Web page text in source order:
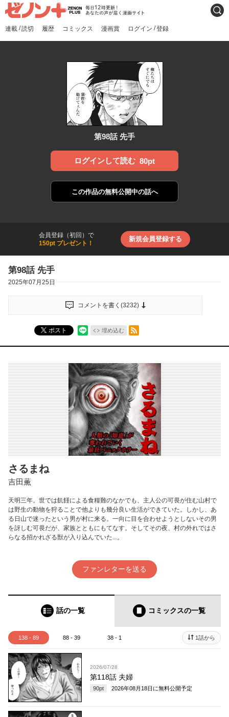
ゼノンプラス
毎日12時更新！あなたの声
が届く漫画サイト
連載 /読切 履歴 コミックス 漫画賞 ログイン /登録
検索
第98話 先手
ログインして読む 80pt
この作品の無料公開中の話へ
会員登録（初回）で
150pt プレゼント！
新規会員登録する
第98話 先手
2025年07月25日
コメントを書く(3232)
ポスト 埋め込む
RSSフィード
さるまね
吉田薫
天明三年。世では飢饉による食糧難のなかでも、主人公の可畏が住む山村で
は野生の動物を狩ることで他よりも幾分良い生活ができていた。しかし、あ
る日山で迷ったという男が村に来る。一向に目を合わせようとしないその男
を訝しむ可畏だが、家族とともにもてなす。そしてその夜、村の外れではさ
らなる招かれざる獣が入り込んでいた...。
ファンレターを送る
話の一覧 コミックスの一覧
138 - 89 88 - 39 38 - 1 1話から
2026/07/28
第118話 夫婦
90pt 2026年08月18日 に無料公開予定